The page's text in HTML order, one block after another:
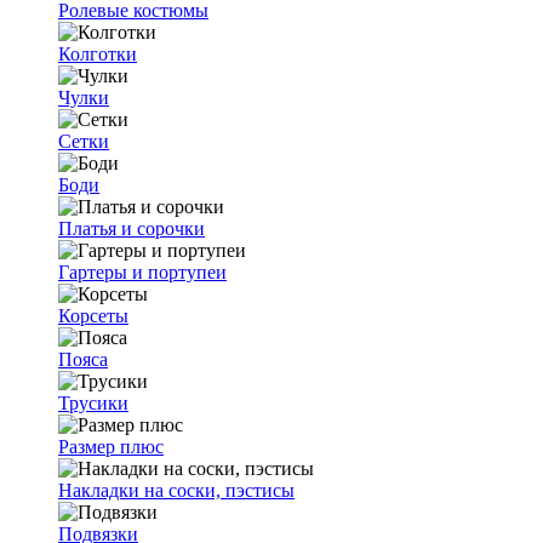
Ролевые костюмы
Колготки
Чулки
Сетки
Боди
Платья и сорочки
Гартеры и портупеи
Корсеты
Пояса
Трусики
Размер плюс
Накладки на соски, пэстисы
Подвязки